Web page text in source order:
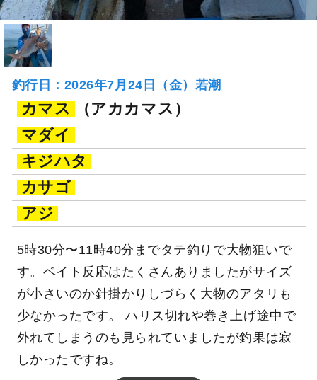
釣行日：2026年7月24日（金）若潮
カマス
（アカカマス）
マダイ
キジハタ
カサゴ
アジ
5時30分〜11時40分までタテ釣りで大物狙いで
す。ベイト反応はたくさんありましたがサイズ
が小さいのか針掛かりしづらく大物のアタリも
少なかったです。 ハリス切れや巻き上げ途中で
外れてしまうのも見られていましたが釣果は寂
しかったですね。